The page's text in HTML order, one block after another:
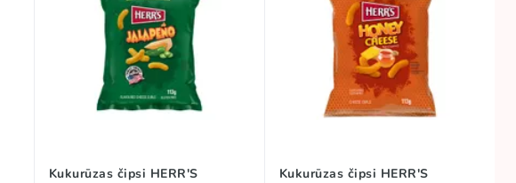
Kukurūzas čipsi HERR'S
Kukurūzas čipsi HERR'S